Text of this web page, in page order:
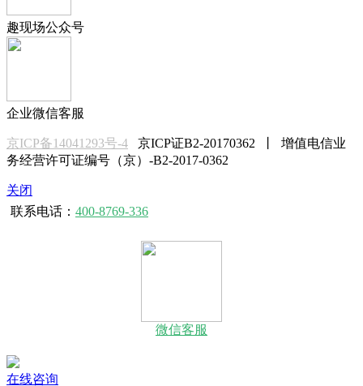
趣现场公众号
企业微信客服
京ICP备14041293号-4 京ICP证B2-20170362 丨 增值电信业
务经营许可证编号（京）-B2-2017-0362
关闭
联系电话： 400-8769-336
微信客服
在线咨询